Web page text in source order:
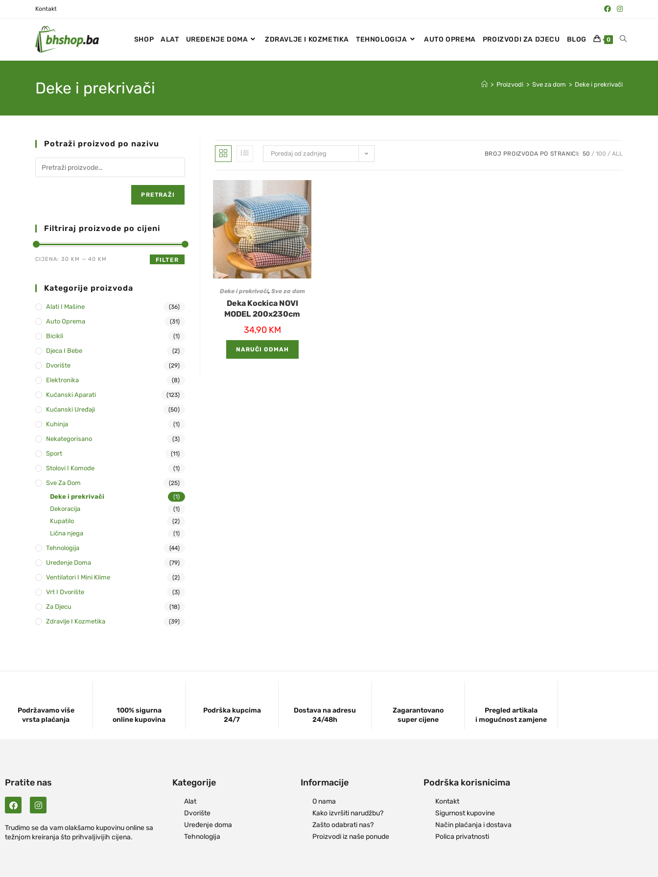
Kontakt
SHOP ALAT UREĐENJE DOMA ZDRAVLJE I KOZMETIKA TEHNOLOGIJA AUTO OPREMA PROIZVODI ZA DJECU BLOG 0
Deke i prekrivači > Proizvodi > Sve za dom > Deke i prekrivači
Poredaj od zadnjeg BROJ PROIZVODA PO STRANICI: 50 100 ALL
Deke i prekrivači, Sve za dom
Deka Kockica NOVI
MODEL 200x230cm
34,90 KM
NARUČI ODMAH
Potraži proizvod po nazivu
PRETRAŽI
Filtriraj proizvode po cijeni
FILTER
CIJENA: 30 KM — 40 KM
Kategorije proizvoda
Alati I Mašine (36)
Auto Oprema (31)
Bicikli (1)
Djeca I Bebe (2)
Dvorište (29)
Elektronika (8)
Kućanski Aparati (123)
Kućanski Uređaji (50)
Kuhinja (1)
Nekategorisano (3)
Sport (11)
Stolovi I Komode (1)
Sve Za Dom (25)
Deke i prekrivači (1)
Dekoracija (1)
Kupatilo (2)
Lična njega (1)
Tehnologija (44)
Uređenje Doma (79)
Ventilatori I Mini Klime (2)
Vrt I Dvorište (3)
Za Djecu (18)
Zdravlje I Kozmetika (39)
Podržavamo više
vrsta plaćanja
100% sigurna
online kupovina
Podrška kupcima
24/7
Dostava na adresu
24/48h
Zagarantovano
super cijene
Pregled artikala
i mogućnost zamjene
Pratite nas
Trudimo se da vam olakšamo kupovinu online sa
težnjom kreiranja što prihvaljivijih cijena.
Kategorije
Alat
Dvorište
Uređenje doma
Tehnologija
Informacije
O nama
Kako izvršiti narudžbu?
Zašto odabrati nas?
Proizvodi iz naše ponude
Podrška korisnicima
Kontakt
Sigurnost kupovine
Način plaćanja i dostava
Polica privatnosti